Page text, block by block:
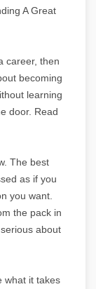
A Great
career, then
becoming
learning
door. Read
The best
as if you
you want.
the pack in
about
what it takes